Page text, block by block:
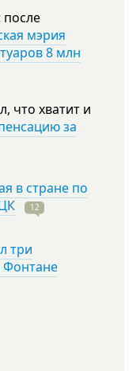
мэрия
8 млн
что хватит и
за
в стране по
12
три
Фонтане